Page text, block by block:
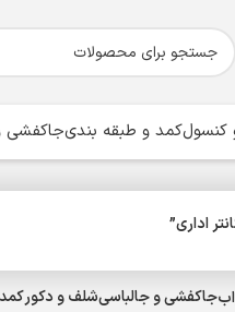
کنسولکمد و طبقه بندیجاکفشی
اداری”
جاکفشی و جالباسیشلف و دکور